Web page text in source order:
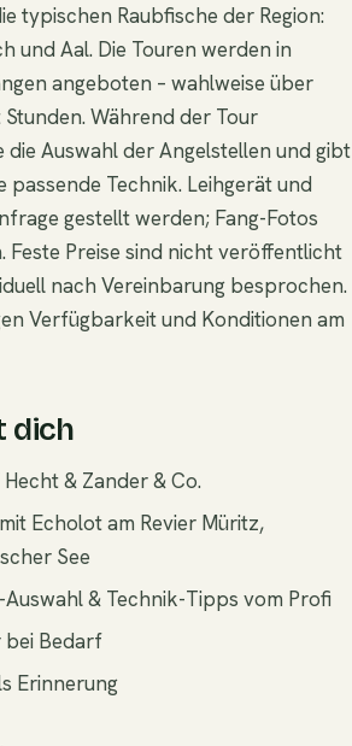
typischen Raubfische der Region:
und Aal. Die Touren werden in
angeboten – wahlweise über
Während der Tour
die Auswahl der Angelstellen und gibt
passende Technik. Leihgerät und
gestellt werden; Fang-Fotos
Feste Preise sind nicht veröffentlicht
nach Vereinbarung besprochen.
Verfügbarkeit und Konditionen am
dich
& Zander & Co.
Echolot am Revier Müritz,
See
& Technik-Tipps vom Profi
bei Bedarf
Erinnerung